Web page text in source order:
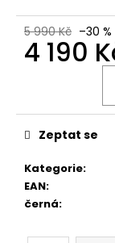
5 990 Kč –30 %
4 190
Kategorie:
EAN:
černá:
Zeptat se
e
m
e
2418511
Kč